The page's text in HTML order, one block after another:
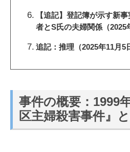
【追記】登記簿が示す新
者とS氏の夫婦関係（2025
追記：推理（2025年11月5
事件の概要：1999
区主婦殺害事件』